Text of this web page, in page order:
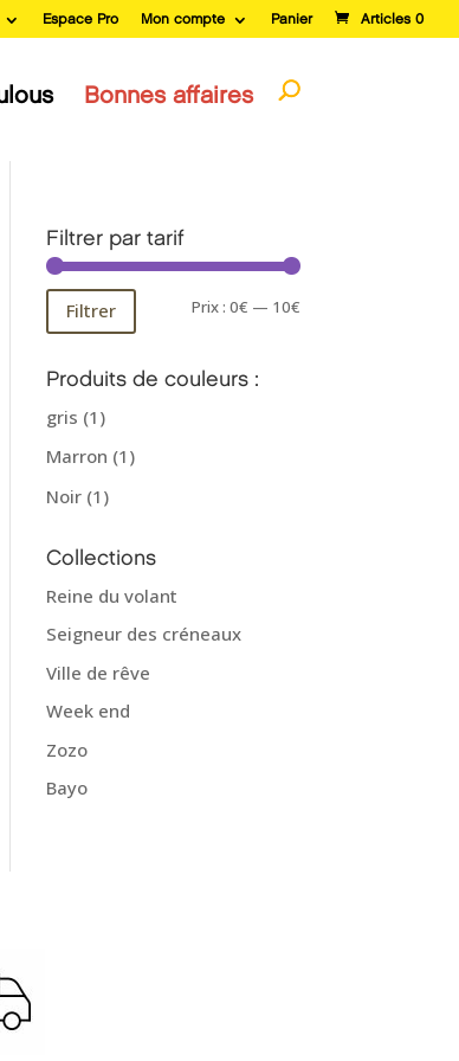
Espace Pro Mon compte Panier Articles 0
Bonnes affaires
Filtrer par tarif
Prix
Prix
Filtrer Prix : 0€ — 10€
Produits de couleurs :
gris (1)
Marron (1)
Noir (1)
Collections
Reine du volant
Seigneur des créneaux
Ville de rêve
Week end
Zozo
Bayo